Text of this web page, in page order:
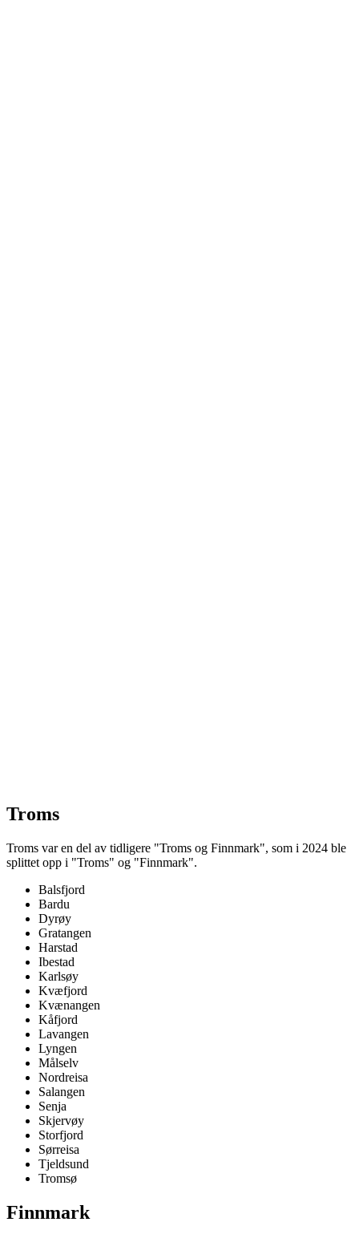
Troms
Troms var en del av tidligere "Troms og Finnmark", som i 2024 ble
splittet opp i "Troms" og "Finnmark".
Balsfjord
Bardu
Dyrøy
Gratangen
Harstad
Ibestad
Karlsøy
Kvæfjord
Kvænangen
Kåfjord
Lavangen
Lyngen
Målselv
Nordreisa
Salangen
Senja
Skjervøy
Storfjord
Sørreisa
Tjeldsund
Tromsø
Finnmark